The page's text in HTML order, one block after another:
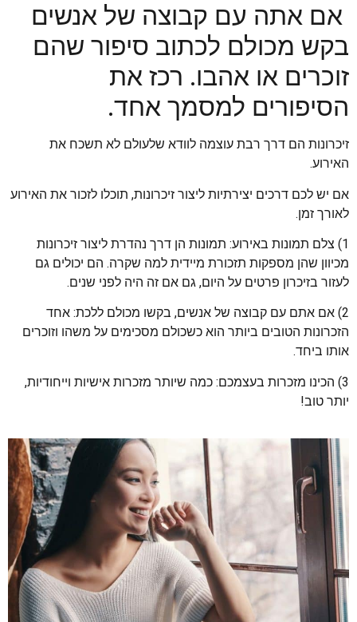
אם אתה עם קבוצה של אנשים
בקש מכולם לכתוב סיפור שהם
זוכרים או אהבו. רכז את
הסיפורים למסמך אחד.
זיכרונות הם דרך רבת עוצמה לוודא שלעולם לא תשכח את
האירוע.
אם יש לכם דרכים יצירתיות ליצור זיכרונות, תוכלו לזכור את האירוע
לאורך זמן.
1) צלם תמונות באירוע: תמונות הן דרך נהדרת ליצור זיכרונות
מכיוון שהן מספקות תזכורת מיידית למה שקרה. הם יכולים גם
לעזור בזיכרון פרטים על היום, גם אם זה היה לפני שנים.
2) אם אתם עם קבוצה של אנשים, בקשו מכולם ללכת: אחד
הזכרונות הטובים ביותר הוא כשכולם מסכימים על משהו וזוכרים
אותו ביחד.
3) הכינו מזכרות בעצמכם: כמה שיותר מזכרות אישיות וייחודיות,
יותר טוב!